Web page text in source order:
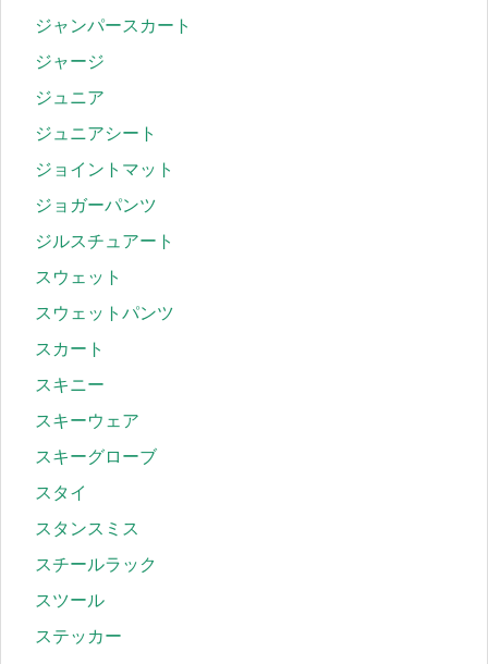
ジャンパースカート
ジャージ
ジュニア
ジュニアシート
ジョイントマット
ジョガーパンツ
ジルスチュアート
スウェット
スウェットパンツ
スカート
スキニー
スキーウェア
スキーグローブ
スタイ
スタンスミス
スチールラック
スツール
ステッカー